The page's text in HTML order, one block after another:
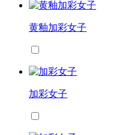
黄釉加彩女子
加彩女子